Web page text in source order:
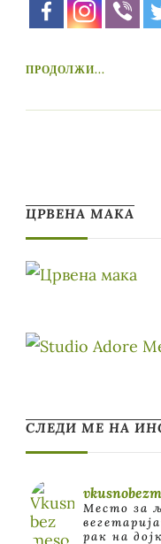
ПРОДОЛЖИ...
ЦРВЕНА МАКА
СЛЕДИ МЕ НА
Место за
рак на